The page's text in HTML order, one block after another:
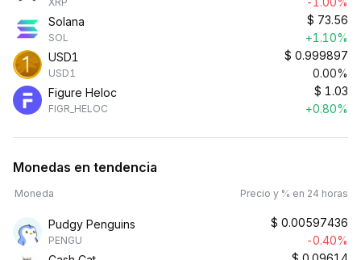
Solana
SOL
$ 73.56
+1.10%
USD1
USD1
$ 0.999897
0.00%
Figure Heloc
FIGR_HELOC
$ 1.03
+0.80%
Monedas en tendencia
Moneda Precio y % en 24 horas
Pudgy Penguins
PENGU
$ 0.00597436
-0.40%